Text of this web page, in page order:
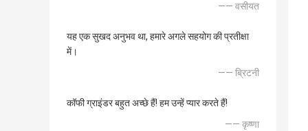
—— वसीयत
यह एक सुखद अनुभव था, हमारे अगले सहयोग की प्रतीक्षा
में।
—— ब्रिटनी
कॉफी ग्राइंडर बहुत अच्छे हैं! हम उन्हें प्यार करते हैं!
—— कृष्णा